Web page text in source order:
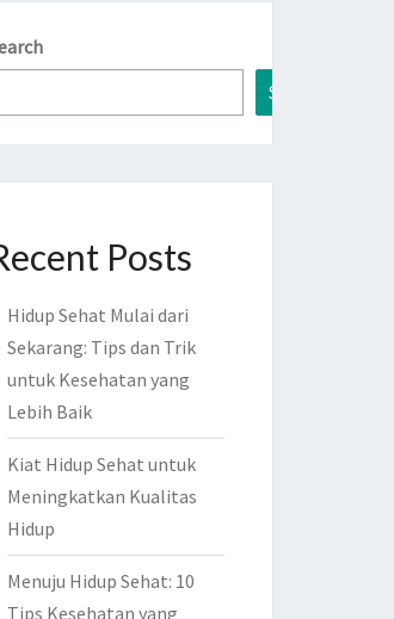
Search
Posts
Hidup Sehat Mulai dari
Sekarang: Tips dan Trik
untuk Kesehatan yang
Lebih Baik
Kiat Hidup Sehat untuk
Meningkatkan Kualitas
Hidup
Menuju Hidup Sehat: 10
Tips Kesehatan yang